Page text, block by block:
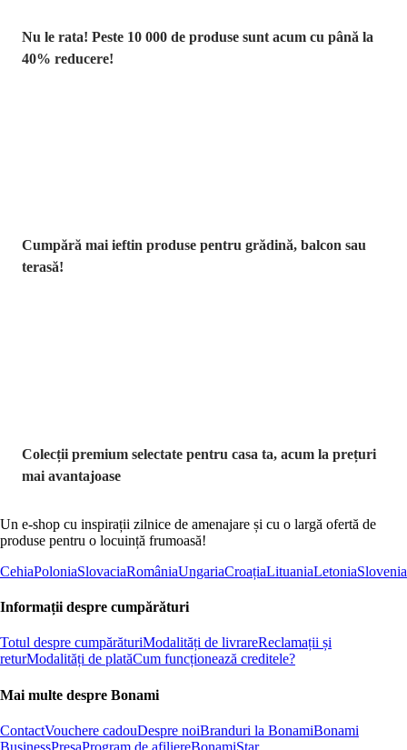
Nu le rata! Peste 10 000 de produse sunt acum cu până la
40% reducere!
Cumpără mai ieftin produse pentru grădină, balcon sau
terasă!
Colecții premium selectate pentru casa ta, acum la prețuri
mai avantajoase
Un e-shop cu inspirații zilnice de amenajare și cu o largă ofertă de
produse pentru o locuință frumoasă!
CehiaPoloniaSlovaciaRomâniaUngariaCroațiaLituaniaLetoniaSlovenia
Informații despre cumpărături
Totul despre cumpărăturiModalități de livrareReclamații și
returModalități de platăCum funcționează creditele?
Mai multe despre Bonami
ContactVouchere cadouDespre noiBranduri la BonamiBonami
BusinessPresaProgram de afiliereBonamiStar